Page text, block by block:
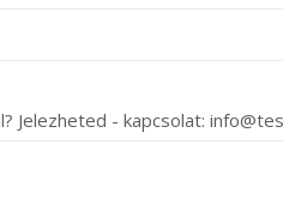
Jelezheted - kapcsolat: